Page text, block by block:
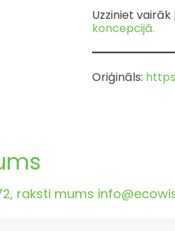
Uzziniet
koncepcijā.
Oriģināls:
raksti mums